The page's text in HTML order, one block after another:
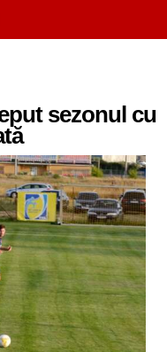
sezonul cu